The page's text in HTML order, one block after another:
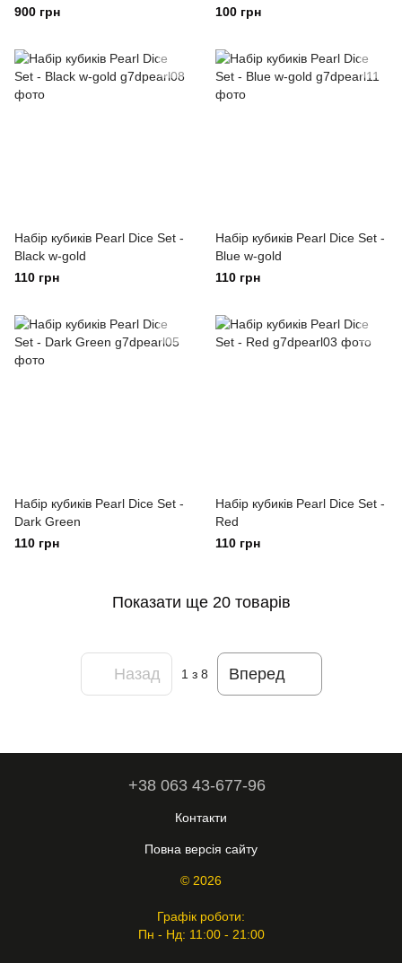
Yellow
900 грн
100 грн
Набір кубиків Pearl Dice Set -
Black w-gold
110 грн
Набір кубиків Pearl Dice Set -
Blue w-gold
110 грн
Набір кубиків Pearl Dice Set -
Dark Green
110 грн
Набір кубиків Pearl Dice Set -
Red
110 грн
Показати ще 20 товарів
Назад 1 з 8 Вперед
+38 063 43-677-96
Контакти
Повна версія сайту
© 2026
Графік роботи:
Пн - Нд: 11:00 - 21:00